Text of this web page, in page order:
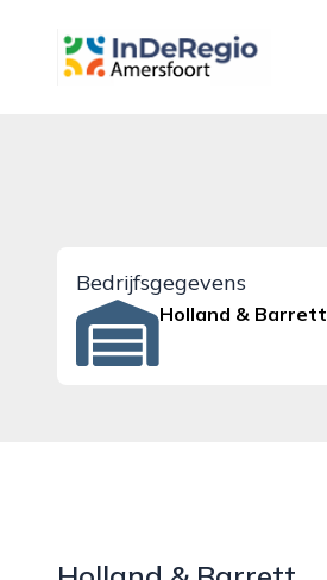
inderegioamersfoort.nl
Bedrijfsgegevens
Holland & Barrett